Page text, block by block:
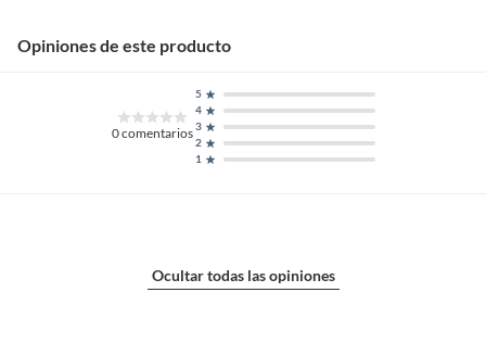
Opiniones de este producto
0comentarios
1
2
3
4
5
Ocultar todas las opiniones